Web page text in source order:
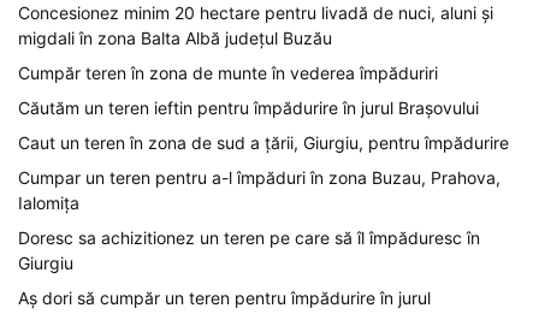
Concesionez minim 20 hectare pentru livadă de nuci, aluni și
migdali în zona Balta Albă județul Buzău
Cumpăr teren în zona de munte în vederea împăduriri
Căutăm un teren ieftin pentru împădurire în jurul Brașovului
Caut un teren în zona de sud a țării, Giurgiu, pentru împădurire
Cumpar un teren pentru a-l împăduri în zona Buzau, Prahova,
Ialomița
Doresc sa achizitionez un teren pe care să îl împăduresc în
Giurgiu
Aș dori să cumpăr un teren pentru împădurire în jurul